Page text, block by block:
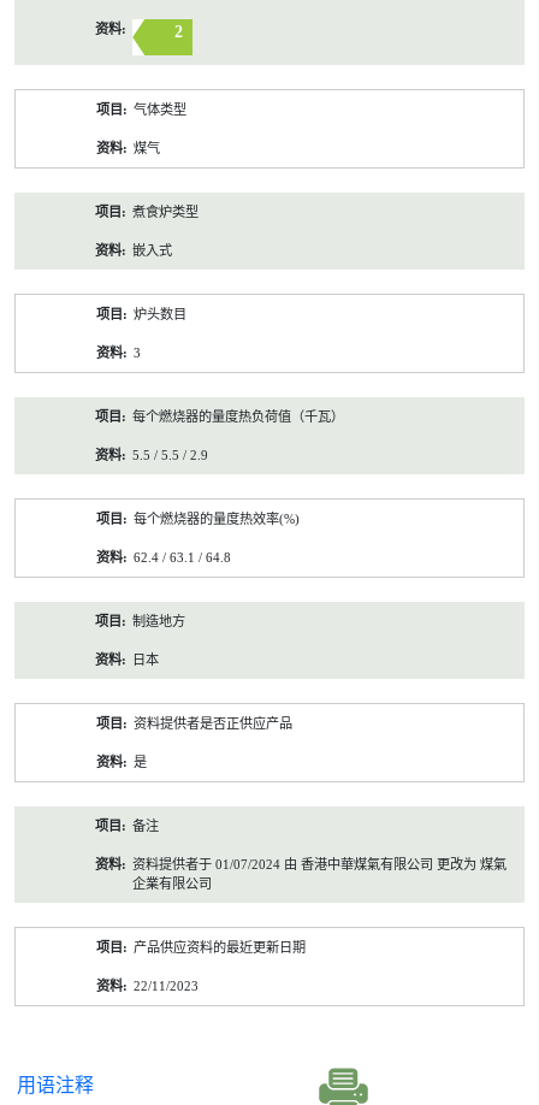
2
气体类型
煤气
煮食炉类型
嵌入式
炉头数目
3
每个燃烧器的量度热负荷值（千瓦）
5.5 / 5.5 / 2.9
每个燃烧器的量度热效率(%)
62.4 / 63.1 / 64.8
制造地方
日本
资料提供者是否正供应产品
是
备注
资料提供者于 01/07/2024 由 香港中華煤氣有限公司 更改为 煤氣
企業有限公司
产品供应资料的最近更新日期
22/11/2023
用语注释